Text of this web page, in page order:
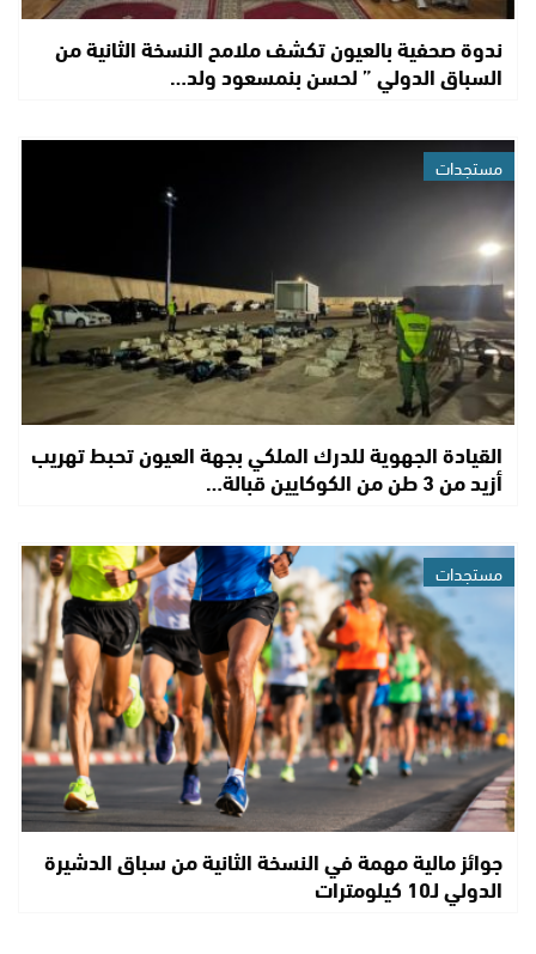
ندوة صحفية بالعيون تكشف ملامح النسخة الثانية من
السباق الدولي ” لحسن بنمسعود ولد…
مستجدات
القيادة الجهوية للدرك الملكي بجهة العيون تحبط تهريب
أزيد من 3 طن من الكوكايين قبالة…
مستجدات
جوائز مالية مهمة في النسخة الثانية من سباق الدشيرة
الدولي لـ10 كيلومترات